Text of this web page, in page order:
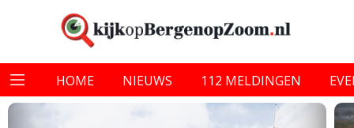
HOME NIEUWS 112 MELDINGEN